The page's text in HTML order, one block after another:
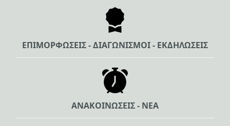
ΕΠΙΜΟΡΦΩΣΕΙΣ - ΔΙΑΓΩΝΙΣΜΟΙ - ΕΚΔΗΛΩΣΕΙΣ
ΑΝΑΚΟΙΝΩΣΕΙΣ - ΝΕΑ